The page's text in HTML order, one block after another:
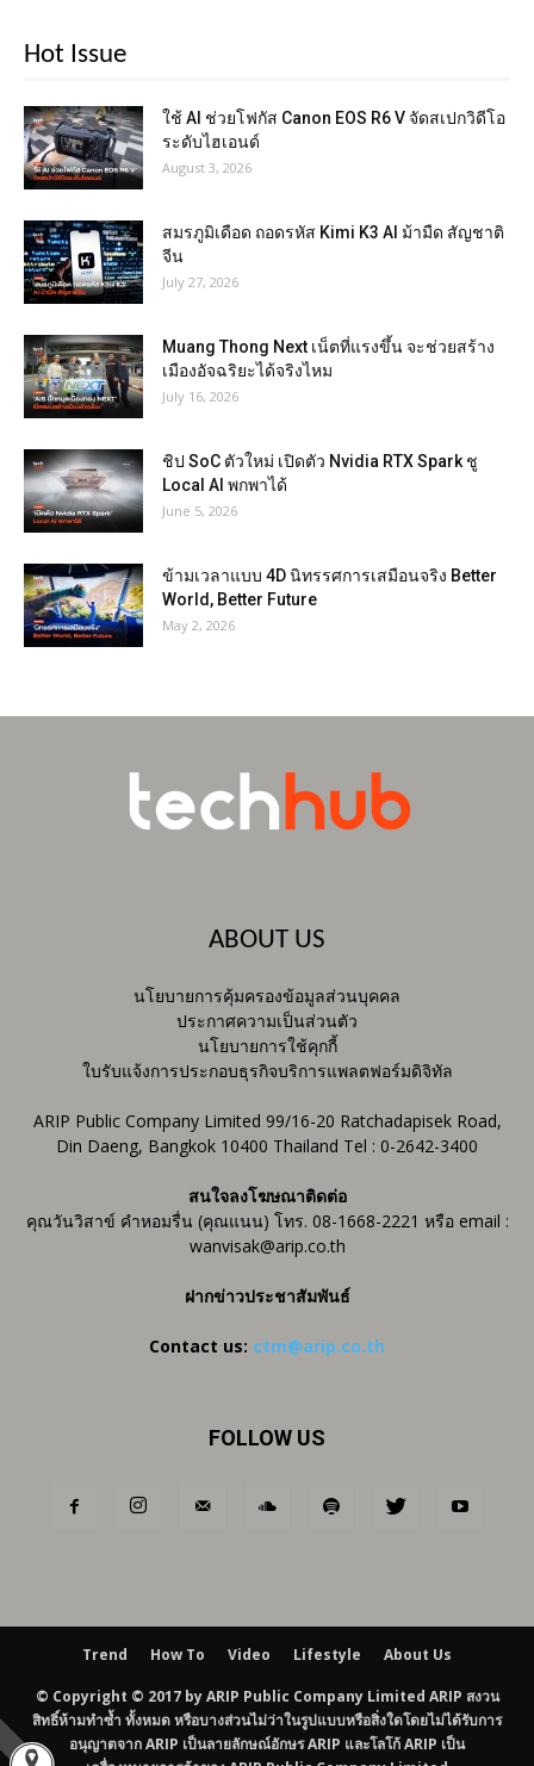
Hot Issue
ใช้ AI ช่วยโฟกัส Canon EOS R6 V จัดสเปกวิดีโอ
ระดับไฮเอนด์
August 3, 2026
สมรภูมิเดือด ถอดรหัส Kimi K3 AI ม้ามืด สัญชาติ
จีน
July 27, 2026
Muang Thong Next เน็ตที่แรงขึ้น จะช่วยสร้าง
เมืองอัจฉริยะได้จริงไหม
July 16, 2026
ชิป SoC ตัวใหม่ เปิดตัว Nvidia RTX Spark ชู
Local AI พกพาได้
June 5, 2026
ข้ามเวลาแบบ 4D นิทรรศการเสมือนจริง Better
World, Better Future
May 2, 2026
ABOUT US
นโยบายการคุ้มครองข้อมูลส่วนบุคคล
ประกาศความเป็นส่วนตัว
นโยบายการใช้คุกกี้
ใบรับแจ้งการประกอบธุรกิจบริการแพลตฟอร์มดิจิทัล
ARIP Public Company Limited 99/16-20 Ratchadapisek Road,
Din Daeng, Bangkok 10400 Thailand Tel : 0-2642-3400
สนใจลงโฆษณาติดต่อ
คุณวันวิสาข์ คำหอมรื่น (คุณแนน) โทร. 08-1668-2221 หรือ email :
wanvisak@arip.co.th
ฝากข่าวประชาสัมพันธ์
Contact us: ctm@arip.co.th
FOLLOW US
Trend How To Video Lifestyle About Us
© Copyright © 2017 by ARIP Public Company Limited ARIP สงวน
สิทธิ์ห้ามทำซ้ำ ทั้งหมด หรือบางส่วนไม่ว่าในรูปแบบหรือสิ่งใดโดยไม่ได้รับการ
อนุญาตจาก ARIP เป็นลายลักษณ์อักษร ARIP และโลโก้ ARIP เป็น